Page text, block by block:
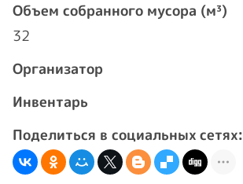
Объем собранного мусора (м³)
32
Организатор
Инвентарь
Поделиться в социальных сетях: